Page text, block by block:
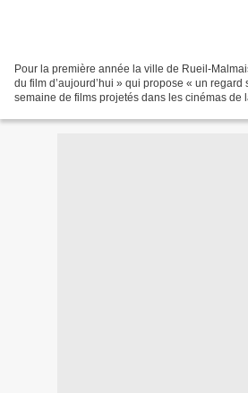
Pour la première année la ville de Rueil-
du film d’aujourd’hui » qui propose « un regard
semaine de films projetés dans les cinémas de